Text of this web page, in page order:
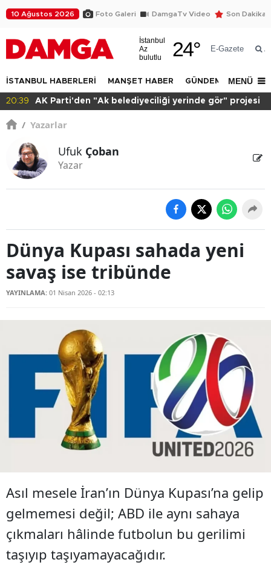
10 Ağustos 2026 Foto Galeri DamgaTv Video Son Dakika
İstanbul
Az
bulutlu
24° E-Gazete
İSTANBUL HABERLERİ MANŞET HABER GÜNDEM DÜNYA
MENÜ
20:15 Sağlık çalışanı adalet istiyor!
/ Yazarlar
Ufuk Çoban
Yazar
Dünya Kupası sahada yeni
savaş ise tribünde
YAYINLAMA: 01 Nisan 2026 - 02:13
Asıl mesele İran’ın Dünya Kupası’na gelip
gelmemesi değil; ABD ile aynı sahaya
çıkmaları hâlinde futbolun bu gerilimi
taşıyıp taşıyamayacağıdır.